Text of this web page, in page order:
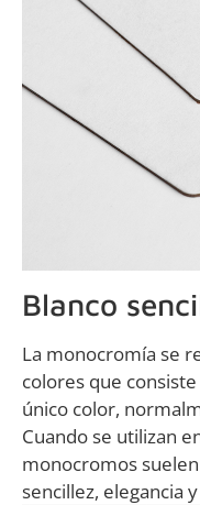
Blanco
La monocromía se
colores que
único color,
Cuando se utilizan
monocromos
sencillez, elegancia